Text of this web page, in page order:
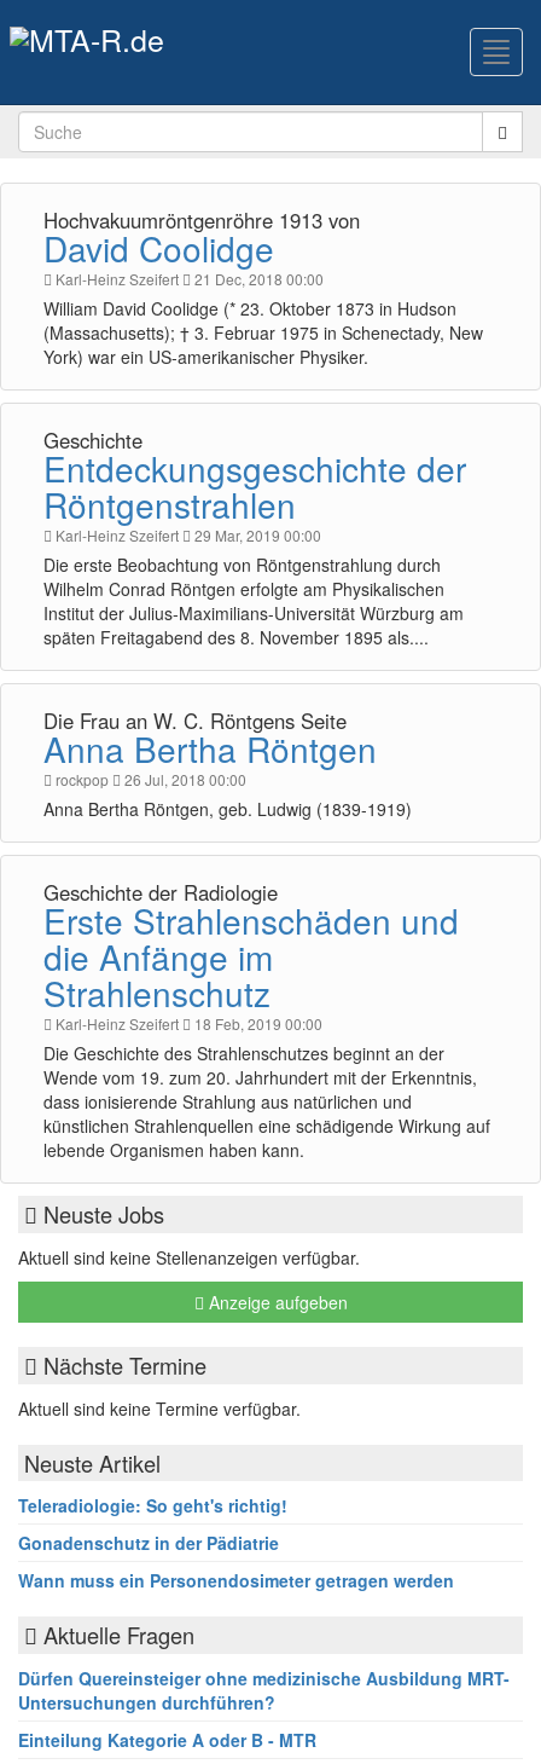
Hochvakuumröntgenröhre 1913 von
David Coolidge
Karl-Heinz Szeifert 21 Dec, 2018 00:00
William David Coolidge (* 23. Oktober 1873 in Hudson
(Massachusetts); † 3. Februar 1975 in Schenectady, New
York) war ein US-amerikanischer Physiker.
Geschichte
Entdeckungsgeschichte der
Röntgenstrahlen
Karl-Heinz Szeifert 29 Mar, 2019 00:00
Die erste Beobachtung von Röntgenstrahlung durch
Wilhelm Conrad Röntgen erfolgte am Physikalischen
Institut der Julius-Maximilians-Universität Würzburg am
späten Freitagabend des 8. November 1895 als....
Die Frau an W. C. Röntgens Seite
Anna Bertha Röntgen
rockpop 26 Jul, 2018 00:00
Anna Bertha Röntgen, geb. Ludwig (1839-1919)
Geschichte der Radiologie
Erste Strahlenschäden und
die Anfänge im
Strahlenschutz
Karl-Heinz Szeifert 18 Feb, 2019 00:00
Die Geschichte des Strahlenschutzes beginnt an der
Wende vom 19. zum 20. Jahrhundert mit der Erkenntnis,
dass ionisierende Strahlung aus natürlichen und
künstlichen Strahlenquellen eine schädigende Wirkung auf
lebende Organismen haben kann.
Neuste Jobs
Aktuell sind keine Stellenanzeigen verfügbar.
Anzeige aufgeben
Nächste Termine
Aktuell sind keine Termine verfügbar.
Neuste Artikel
Teleradiologie: So geht's richtig!
Gonadenschutz in der Pädiatrie
Wann muss ein Personendosimeter getragen werden
Aktuelle Fragen
Dürfen Quereinsteiger ohne medizinische Ausbildung MRT-
Untersuchungen durchführen?
Einteilung Kategorie A oder B - MTR